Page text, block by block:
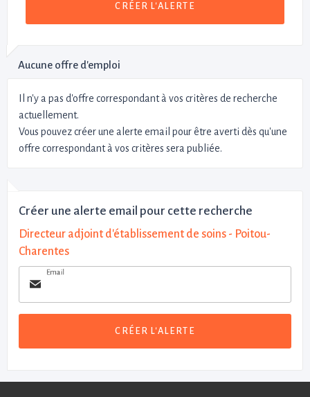
CRÉER L'ALERTE
Aucune offre d'emploi
Il n'y a pas d'offre correspondant à vos critères de recherche
actuellement.
Vous pouvez créer une alerte email pour être averti dès qu'une
offre correspondant à vos critères sera publiée.
Créer une alerte email pour cette recherche
Directeur adjoint d'établissement de soins - Poitou-
Charentes
Email
CRÉER L'ALERTE